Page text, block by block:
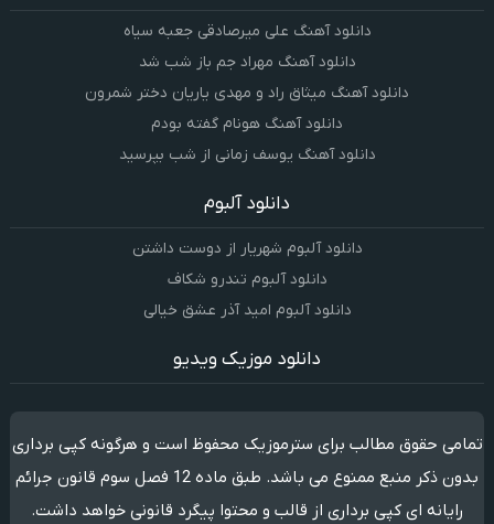
دانلود آهنگ علی میرصادقی جعبه سیاه
دانلود آهنگ مهراد جم باز شب شد
دانلود آهنگ میثاق راد و مهدی یاریان دختر شمرون
دانلود آهنگ هونام گفته بودم
دانلود آهنگ یوسف زمانی از شب بپرسید
دانلود آلبوم
دانلود آلبوم شهریار از دوست داشتن
دانلود آلبوم تندرو شکاف
دانلود آلبوم امید آذر عشق خیالی
دانلود موزیک ویدیو
تمامی حقوق مطالب برای سترموزیک محفوظ است و هرگونه کپی برداری
بدون ذکر منبع ممنوع می باشد. طبق ماده 12 فصل سوم قانون جرائم
رایانه ای کپی برداری از قالب و محتوا پیگرد قانونی خواهد داشت.